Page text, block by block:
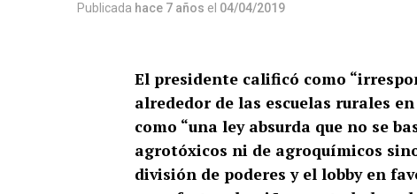
Publicada hace 7 años el 04/04/2019
El presidente calificó como
alrededor de las escuelas rurales
como “una ley absurda que no se
agrotóxicos ni de agroquímicos
división de poderes y el lobby en